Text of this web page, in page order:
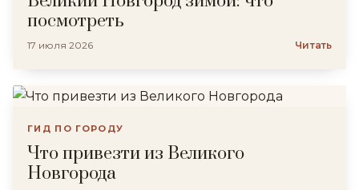
посмотреть
17 июля 2026 Читать
ГИД ПО ГОРОДУ
Что привезти из Великого
Новгорода